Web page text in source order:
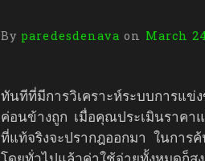
By paredesdenava on March
ทันทีที่มีการวิเคราะห์ระบบการแ
ค่อนข้างถูก เมื่อคุณประเมินราคา
ที่แท้จริงจะปรากฎออกมา ในการ